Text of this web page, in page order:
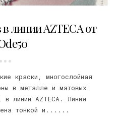
линии AZTECA от
краски, многослойная
в металле и матовых
линии AZTECA. Линия
тонкой и......